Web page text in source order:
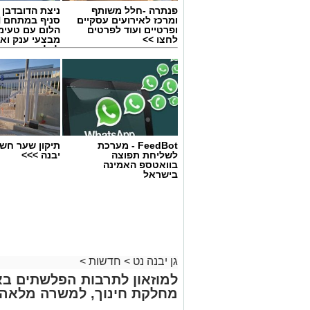
עבודות בכביש
העבודות יבוצעו לצורך חידוש סימוני
העבודות יימשכו שני לילות.
מומלץ להיערך מראש ולהיעזר בישומוני
לחידוש סימוני הדרך ושיפור בטיחות
מתנצלים על אי הנוחות הזמנית ומודים
פנתרה -חלל משותף
ומרכז לאירועים עסקיים
ופרטיים ועוד לפרטים
לחצו >>
ניצת
הלום עם
מבצעי ענק
לכל המשפחה
FeedBot - מערכת
לשליחת תפוצה
בוואטספ האמינה
בישראל
תיקון שער
יבנה >>>
גן יבנה נט > חדשות >
למוזאון לתרבות הפלשתים
מחלקת חינוך, למשרה